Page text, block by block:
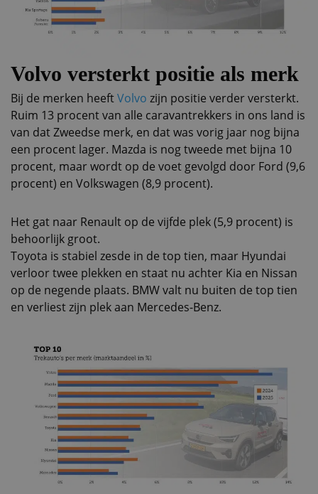
Volvo versterkt positie als merk
Bij de merken heeftVolvo zijn positie verder versterkt.
Ruim 13 procent van alle caravantrekkers in ons land is
van dat Zweedse merk, en dat was vorig jaar nog bijna
een procent lager. Mazda is nog tweede met bijna 10
procent, maar wordt op de voet gevolgd door Ford (9,6
procent) en Volkswagen (8,9 procent).
Het gat naar Renault op de vijfde plek (5,9 procent) is
behoorlijk groot.
Toyota is stabiel zesde in de top tien, maar Hyundai
verloor twee plekken en staat nu achter Kia en Nissan
op de negende plaats. BMW valt nu buiten de top tien
en verliest zijn plek aan Mercedes-Benz.